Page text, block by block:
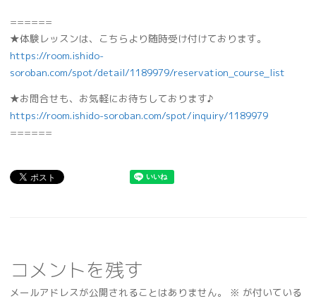
======
★体験レッスンは、こちらより随時受け付けております。
https://room.ishido-
soroban.com/spot/detail/1189979/reservation_course_list
★お問合せも、お気軽にお待ちしております♪
https://room.ishido-soroban.com/spot/inquiry/1189979
======
コメントを残す
メールアドレスが公開されることはありません。 ※ が付いている